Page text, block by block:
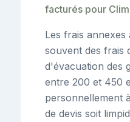
facturés pour
Les frais
souvent des frais
d'évacuation des
entre 200 et 450
personnellement
de devis soit